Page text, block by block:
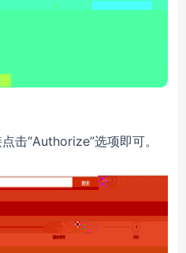
击“Authorize”选项即可。